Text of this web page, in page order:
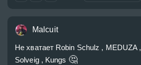
Malcuit
Не хватает Robin Schulz , MEDUZA
Solveig , Kungs 🤔